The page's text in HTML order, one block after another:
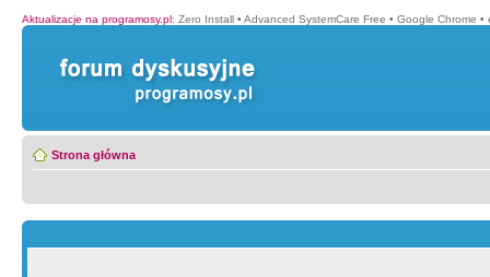
Aktualizacje na programosy.pl: Zero Install • Advanced SystemCare Free • Google Chrome •
Strona główna